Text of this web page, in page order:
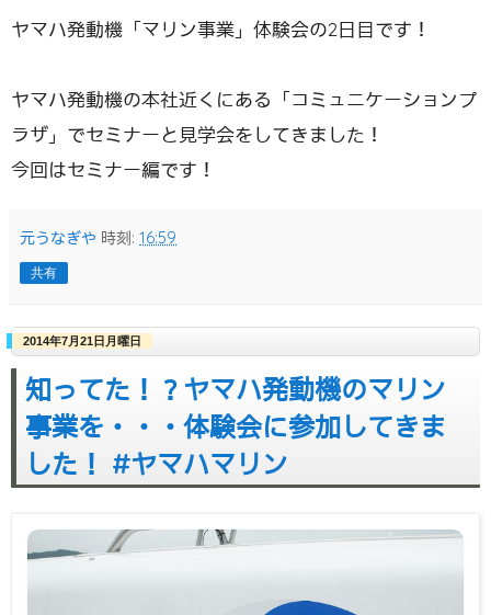
ヤマハ発動機「マリン事業」体験会の2日目です！
ヤマハ発動機の本社近くにある「コミュニケーションプ
ラザ」でセミナーと見学会をしてきました！
今回はセミナー編です！
元うなぎや 時刻: 16:59
共有
2014年7月21日月曜日
知ってた！？ヤマハ発動機のマリン
事業を・・・体験会に参加してきま
した！ #ヤマハマリン